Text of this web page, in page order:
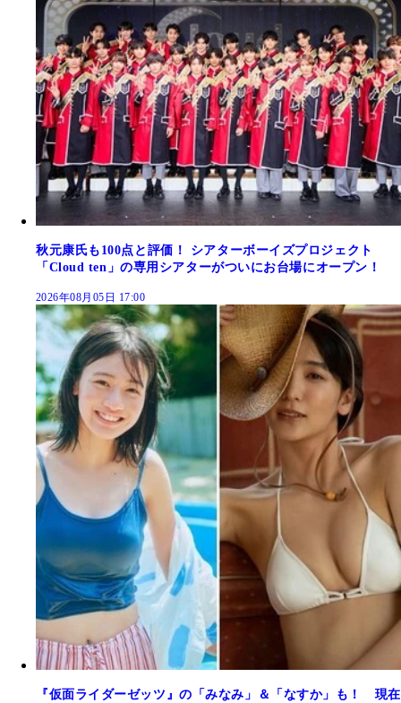
秋元康氏も100点と評価！ シアターボーイズプロジェクト
「Cloud ten」の専用シアターがついにお台場にオープン！
2026年08月05日 17:00
『仮面ライダーゼッツ』の「みなみ」＆「なすか」も！ 現在